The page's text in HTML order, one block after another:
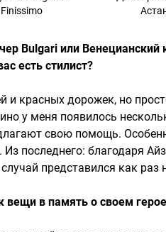
Bulgari или
есть стилист?
красных дорожек, но
у меня появилось
свою помощь.
последнего: благодаря
представился как
вещи в память о своем